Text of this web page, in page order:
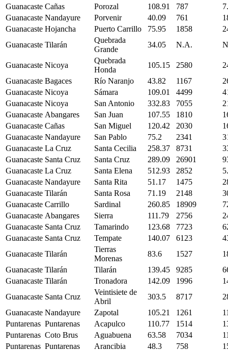
Guanacaste Cañas Porozal 108.91 787
Guanacaste Nandayure Porvenir 40.09 761
Guanacaste Hojancha Puerto Carrillo 75.95 1858
Guanacaste Tilarán
Quebrada
Grande
34.05 N.A.
Guanacaste Nicoya
Quebrada
Honda
105.15 2580
Guanacaste Bagaces Río Naranjo 43.82 1167
Guanacaste Nicoya Sámara 109.01 4499
Guanacaste Nicoya San Antonio 332.83 7055
Guanacaste Abangares San Juan 107.55 1810
Guanacaste Cañas San Miguel 120.42 2030
Guanacaste Nandayure San Pablo 75.2 2341
Guanacaste La Cruz Santa Cecilia 258.37 8731
Guanacaste Santa Cruz Santa Cruz 289.09 26901
Guanacaste La Cruz Santa Elena 512.93 2852
Guanacaste Nandayure Santa Rita 51.17 1475
Guanacaste Tilarán Santa Rosa 71.19 2148
Guanacaste Carrillo Sardinal 260.85 18909
Guanacaste Abangares Sierra 111.79 2756
Guanacaste Santa Cruz Tamarindo 123.68 7723
Guanacaste Santa Cruz Tempate 140.07 6123
Guanacaste Tilarán
Tierras
Morenas
83.6 1527
Guanacaste Tilarán Tilarán 139.45 9285
Guanacaste Tilarán Tronadora 142.09 1996
Guanacaste Santa Cruz
Veintisiete de
Abril
303.5 8717
Guanacaste Nandayure Zapotal 105.21 1261
Puntarenas Puntarenas Acapulco 110.77 1514
Puntarenas Coto Brus Aguabuena 63.58 7034
Puntarenas Puntarenas Arancibia 48.3 758